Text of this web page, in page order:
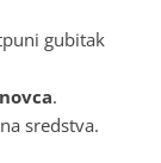
gubitak
.
sredstva.